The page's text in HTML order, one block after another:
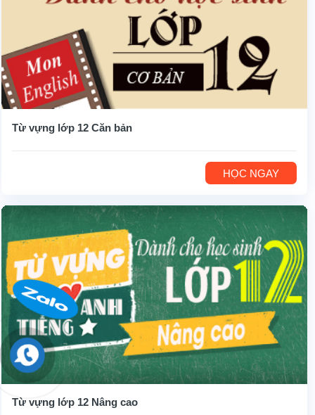
Từ vựng lớp 12 Căn bản
HỌC NGAY
Từ vựng lớp 12 Nâng cao